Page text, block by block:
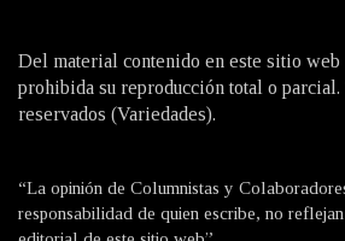
Del material contenido en este sitio web
prohibida su reproducción total o
reservados (Variedades).
“La opinión de Columnistas y
responsabilidad de quien escribe, no